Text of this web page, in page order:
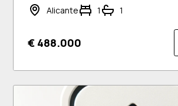
Alicante 1 1
€ 488.000